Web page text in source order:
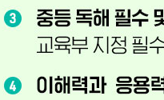
니아의 영웅의 도로
의 숙제, 역사가 되다!
지만 오히려 좋아 Questions